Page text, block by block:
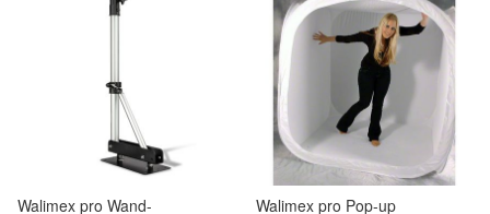
Walimex pro Wand-
Walimex pro Pop-up